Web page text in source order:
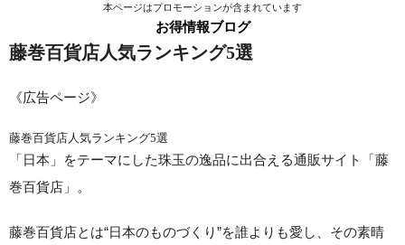
本ページはプロモーションが含まれています
お得情報ブログ
藤巻百貨店人気ランキング5選
《広告ページ》
藤巻百貨店人気ランキング5選
「日本」をテーマにした珠玉の逸品に出合える通販サイト「藤
巻百貨店」。
藤巻百貨店とは“日本のものづくり”を誰よりも愛し、その素晴